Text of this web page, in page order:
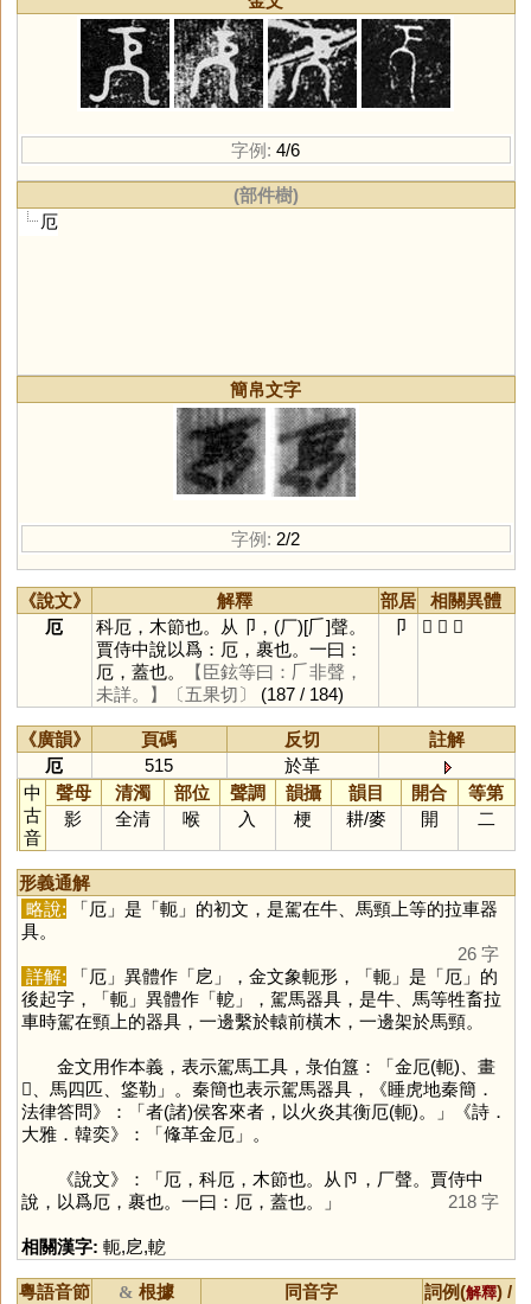
字例: 4/6
(部件樹)
厄
簡帛文字
字例: 2/2
《說文》 解釋 部居
相關異體
厄
科厄，木節也。从卩，(厂)[𠂆]聲。
賈侍中說以爲：厄，裹也。一曰：
厄，蓋也。
【臣鉉等曰：𠂆非聲，
未詳。】
〔五果切〕 (187 / 184)
卩 𠂘 𢀴 𠂬
《廣韻》 頁碼 反切
註解
厄
515
於革
中
古
音
聲母 清濁 部位 聲調 韻攝 韻目 開合
等第
影
全清 喉 入 梗 耕/麥 開 二
形義通解
略說: 「厄」是「軛」的初文，是駕在牛、馬頸上等的拉車器
具。
26 字
詳解: 「厄」異體作「戹 」，金文象軛形，「軛」是「厄」的
後起字，「軛」異體作「軶」，駕馬器具，是牛、馬等牲畜拉
車時駕在頸上的器具，一邊繫於轅前橫木，一邊架於馬頸。
金文用作本義，表示駕馬工具，彔伯簋：「金厄(軛)、畫
𩌏、馬四匹、鋚勒」。秦簡也表示駕馬器具，《睡虎地秦簡．
法律答問》：「者(諸)侯客來者，以火炎其衡厄(軛)。」《詩．
大雅．韓奕》：「鞗革金厄」。
《說文》：「厄，科厄，木節也。从卪，厂聲。賈侍中
說，以爲厄，裹也。一曰：厄，蓋也。」
218 字
相關漢字: 軛,戹,軶
粵語音節 & 根據 同音字 詞例(解釋) /